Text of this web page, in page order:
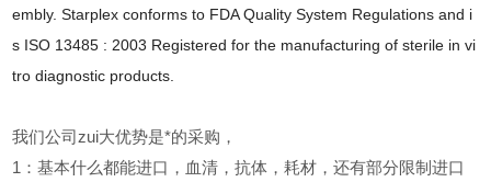
embly. Starplex conforms to FDA Quality System Regulations and i
s ISO 13485 : 2003 Registered for the manufacturing of sterile in vi
tro diagnostic products.
我们公司zui大优势是*的采购，
1
：基本什么都能进口，血清，抗体，耗材，还有部分限制进口